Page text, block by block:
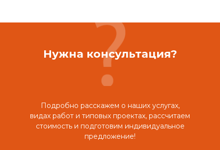
Нужна консультация?
Подробно расскажем о наших услугах,
видах работ и типовых проектах, рассчитаем
стоимость и подготовим индивидуальное
предложение!